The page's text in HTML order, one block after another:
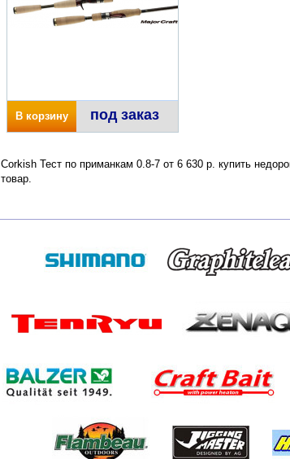
В корзину под заказ
Corkish Тест по приманкам 0.8-7 от 6 630 р. купить
товар.